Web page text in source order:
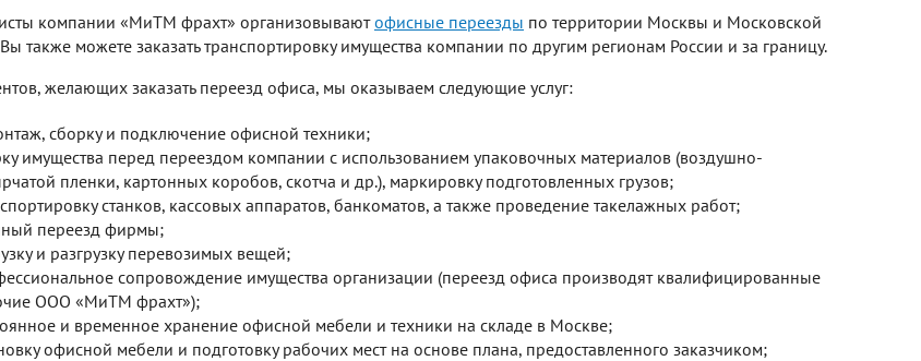
компании «МиТМ фрахт» организовываютофисные переезды по территории Москвы и Московской
также можете заказать транспортировку имущества компании по другим регионам России и за границу.
желающих заказать переезд офиса, мы оказываем следующие услуг:
сборку и подключение офисной техники;
имущества перед переездом компании с использованием упаковочных материалов (воздушно-
пленки, картонных коробов, скотча и др.), маркировку подготовленных грузов;
станков, кассовых аппаратов, банкоматов, а также проведение такелажных работ;
переезд фирмы;
и разгрузку перевозимых вещей;
сопровождение имущества организации (переезд офиса производят квалифицированные
ООО «МиТМ фрахт»);
и временное хранение офисной мебели и техники на складе в Москве;
офисной мебели и подготовку рабочих мест на основе плана, предоставленного заказчиком;